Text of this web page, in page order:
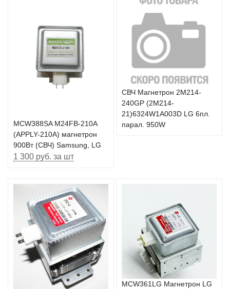
MCW388SA M24FB-210A
(APPLY-210A) магнетрон
900Вт (СВЧ) Samsung, LG
1 300 руб. за шт
СВЧ Магнетрон 2M214-
240GP (2М214-
21)6324W1A003D LG 6пл.
парал. 950W
MCW361LG Магнетрон LG